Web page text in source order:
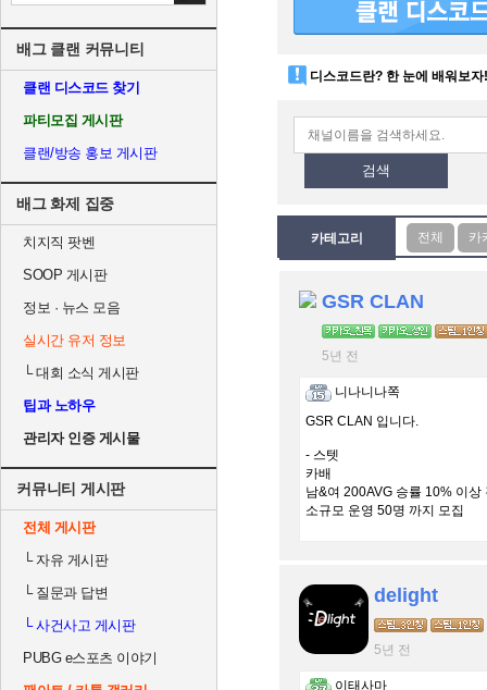
배그 클랜 커뮤니티
클랜 디스코드 찾기
파티모집 게시판
클랜/방송 홍보 게시판
배그 화제 집중
치지직 팟벤
SOOP 게시판
정보 · 뉴스 모음
실시간 유저 정보
└대회 소식 게시판
팁과 노하우
관리자 인증 게시물
커뮤니티 게시판
전체 게시판
└자유 게시판
└질문과 답변
└사건사고 게시판
PUBG e스포츠 이야기
디스코드란? 한 눈에 배워보자!
검색
카테고리
GSR CLAN
5년 전
니나니나쪽
GSR CLAN 입니다.
- 스텟
카배
남&여 200AVG 승률 10% 이상
소규모 운영 50명 까지 모집
delight
5년 전
이태사마